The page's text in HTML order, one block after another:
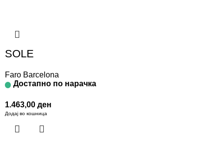
SOLE
Faro Barcelona
Достапно по нарачка
1.463,00 ден
Додај во кошница